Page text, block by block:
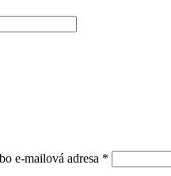
e-mailová adresa *